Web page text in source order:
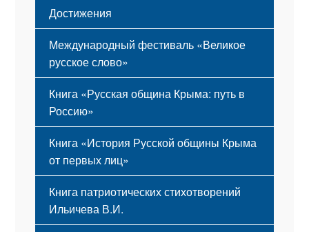
Достижения
Международный фестиваль «Великое
русское слово»
Книга «Русская община Крыма: путь в
Россию»
Книга «История Русской общины Крыма
от первых лиц»
Книга патриотических стихотворений
Ильичева В.И.